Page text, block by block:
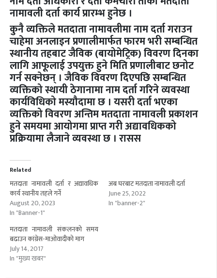
नामावली दर्ता कार्य प्रारम्भ हुनेछ ।
कुनै व्यक्तिले मतदाता नामावलीमा नाम दर्ता गराउन
चाहेमा अनलाइन प्रणालीमार्फत फारम भरी सम्बन्धित
स्थानीय तहबाट जैविक (बायोमेट्रिक) विवरण दिनका
लागि आफूलाई उपयुक्त हुने मिति प्रणालीबाट छनोट
गर्न सक्नेछन् । जैविक विवरण दिएपछि सम्बन्धित
व्यक्तिको स्थायी ठेगानामा नाम दर्ता गरिने व्यवस्था
कार्यविधिको मस्यौदामा छ । यसरी दर्ता भएका
व्यक्तिको विवरण अन्तिम मतदाता नामावली प्रकाशन
हुने समयमा आयोगमा प्राप्त गरी अद्यावधिकको
प्रक्रियामा लैजाने व्यवस्था छ । रासस
Related
मतदाता नामावली दर्ता र अद्यावधिक
कार्य स्थानीय तहले गर्ने
August 20, 2023
In "Banner-1"
अब घरबाट मतदाता नामावली दर्ता
June 25, 2022
In "banner-2"
मतदाता नामावली संकलनको समय
बढाउन कांग्रेस-माओवादीको माग
July 14, 2017
In "मुख्य खबर"